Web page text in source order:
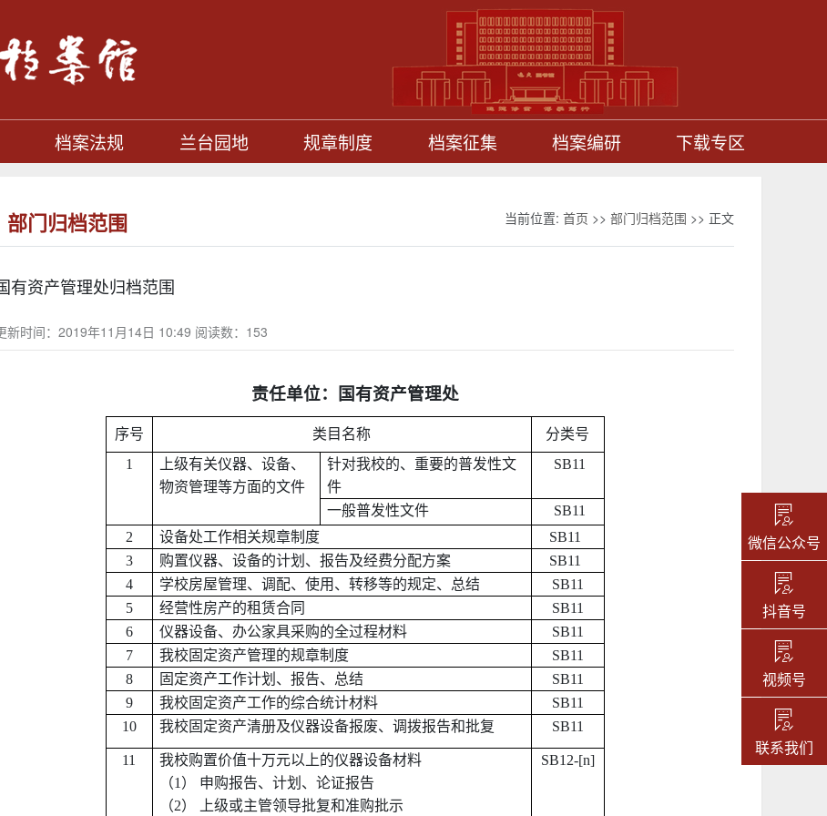
档案法规 兰台园地 规章制度 档案征集 档案编研 下载专区
部门归档范围 当前位置: 首页 >> 部门归档范围 >> 正文
有资产管理处归档范围
新时间：2019年11月14日 10:49 阅读数： 153
责任单位：国有资产管理处
序号 类目名称
分类号
1
上级有关仪器、设备、
物资管理等方面的文件
针对我校的、重要的普发性文
件
SB11
一般普发性文件
SB11
2
设备处工作相关规章制度
SB11
3
购置仪器、设备的计划、报告及经费分配方案
SB11
4
学校房屋管理、调配、使用、转移等的规定、总结
SB11
5
经营性房产的租赁合同
SB11
6
仪器设备、办公家具采购的全过程材料
SB11
7
我校固定资产管理的规章制度
SB11
8
固定资产工作计划、报告、总结
SB11
9
我校固定资产工作的综合统计材料
SB11
10
我校固定资产清册及仪器设备报废、调拨报告和批复 SB11
11
我校购置价值十万元以上的仪器设备材料
（1）
申购报告、计划、论证报告
（2）
上级或主管领导批复和准购批示
SB12-[n]
微信公众号
抖音号
视频号
联系我们